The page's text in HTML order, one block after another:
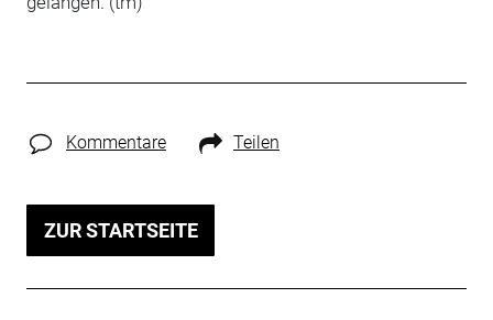
Kommentare Teilen
ZUR STARTSEITE